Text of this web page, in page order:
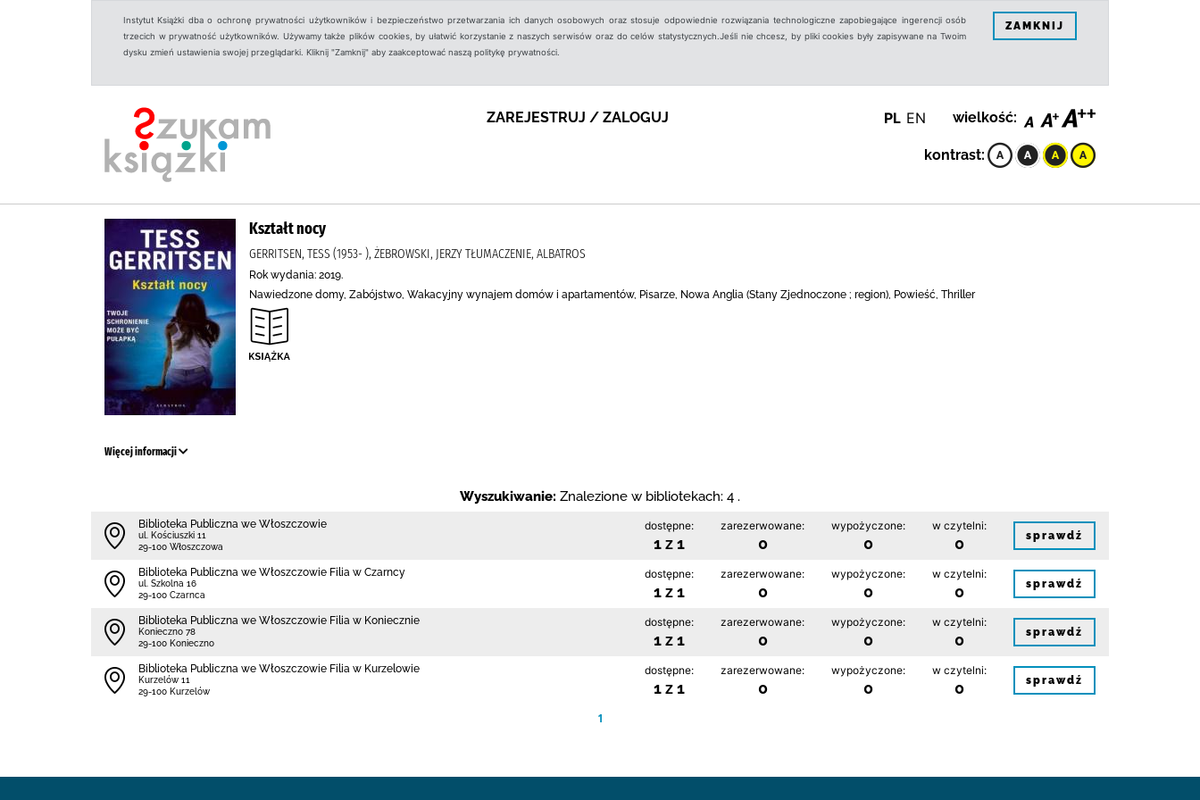
Instytut Książki dba o ochronę prywatności użytkowników i bezpieczeństwo przetwarzania ich danych osobowych oraz stosuje odpowiednie rozwiązania technologiczne zapobiegające ingerencji osób
trzecich w prywatność użytkowników. Używamy także plików cookies, by ułatwić korzystanie z naszych serwisów oraz do celów statystycznych.Jeśli nie chcesz, by pliki cookies były zapisywane na Twoim
dysku zmień ustawienia swojej przeglądarki. Kliknij "Zamknij" aby zaakceptować naszą politykę prywatności.
ZAMKNIJ
ZAREJESTRUJ / ZALOGUJ PL EN wielkość:
kontrast:
Kształt nocy
GERRITSEN, TESS (1953- ), ŻEBROWSKI, JERZY TŁUMACZENIE, ALBATROS
Rok wydania: 2019.
Nawiedzone domy, Zabójstwo, Wakacyjny wynajem domów i apartamentów, Pisarze, Nowa Anglia (Stany Zjednoczone ; region), Powieść, Thriller
Więcej informacji
Wyszukiwanie: Znalezione w bibliotekach: 4 .
Biblioteka Publiczna we Włoszczowie
ul. Kościuszki 11
29-100 Włoszczowa
dostępne:
1 z 1
zarezerwowane:
0
wypożyczone:
0
w czytelni:
0 sprawdź
Biblioteka Publiczna we Włoszczowie Filia w Czarncy
ul. Szkolna 16
29-100 Czarnca
dostępne:
1 z 1
zarezerwowane:
0
wypożyczone:
0
w czytelni:
0 sprawdź
Biblioteka Publiczna we Włoszczowie Filia w Koniecznie
Konieczno 78
29-100 Konieczno
dostępne:
1 z 1
zarezerwowane:
0
wypożyczone:
0
w czytelni:
0 sprawdź
Biblioteka Publiczna we Włoszczowie Filia w Kurzelowie
Kurzelów 11
29-100 Kurzelów
dostępne:
1 z 1
zarezerwowane:
0
wypożyczone:
0
w czytelni:
0 sprawdź
1